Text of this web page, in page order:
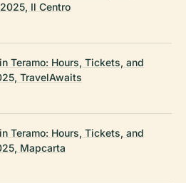
Il Centro
Teramo: Hours, Tickets, and
TravelAwaits
Teramo: Hours, Tickets, and
Mapcarta